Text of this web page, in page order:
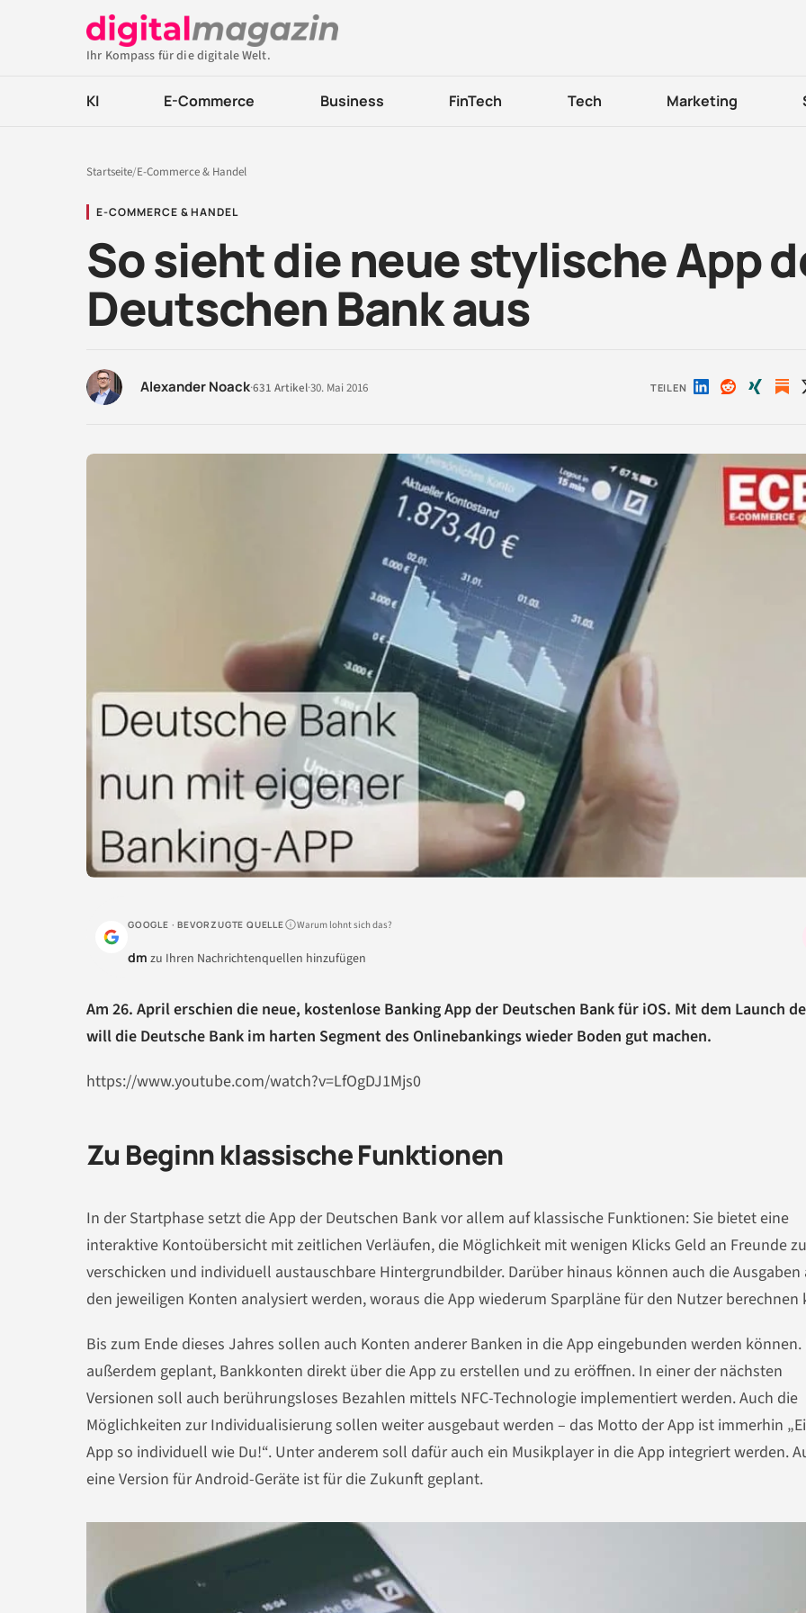
Ihr Kompass für die digitale Welt.
KI E-Commerce Business FinTech Tech Marketing
Startseite/E-Commerce & Handel
E-COMMERCE & HANDEL
So sieht die neue stylische App
Deutschen Bank aus
Alexander Noack·631 Artikel·30. Mai 2016 TEILEN Auf Auf Auf
GOOGLE · BEVORZUGTE QUELLE Warum lohnt sich das?
dm zu Ihren Nachrichtenquellen hinzufügen
Am 26. April erschien die neue, kostenlose Banking App der Deutschen Bank für iOS. Mit dem Launch
will die Deutsche Bank im harten Segment des Onlinebankings wieder Boden gut machen.
https://www.youtube.com/watch?v=LfOgDJ1Mjs0
Zu Beginn klassische Funktionen
In der Startphase setzt die App der Deutschen Bank vor allem auf klassische Funktionen: Sie bietet eine
interaktive Kontoübersicht mit zeitlichen Verläufen, die Möglichkeit mit wenigen Klicks Geld an Freunde zu
verschicken und individuell austauschbare Hintergrundbilder. Darüber hinaus können auch die Ausgaben
den jeweiligen Konten analysiert werden, woraus die App wiederum Sparpläne für den Nutzer berechnen
Bis zum Ende dieses Jahres sollen auch Konten anderer Banken in die App eingebunden werden können.
außerdem geplant, Bankkonten direkt über die App zu erstellen und zu eröffnen. In einer der nächsten
Versionen soll auch berührungsloses Bezahlen mittels NFC-Technologie implementiert werden. Auch die
Möglichkeiten zur Individualisierung sollen weiter ausgebaut werden – das Motto der App ist immerhin
App so individuell wie Du!“. Unter anderem soll dafür auch ein Musikplayer in die App integriert werden.
eine Version für Android-Geräte ist für die Zukunft geplant.